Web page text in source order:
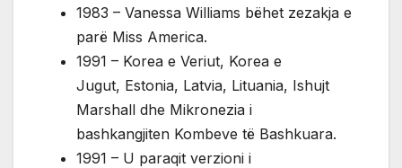
1983 – Vanessa Williams bëhet zezakja e
parë Miss America.
1991 – Korea e Veriut, Korea e
Jugut, Estonia, Latvia, Lituania, Ishujt
Marshall dhe Mikronezia i
bashkangjiten Kombeve të Bashkuara.
1991 – U paraqit verzioni i